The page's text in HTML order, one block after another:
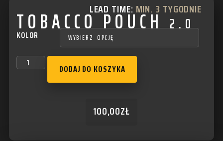
MIN. 3 TYGODNIE
LEAD TIME:
TOBACCO POUCH2.0
100,00ZŁ
KOLOR
DODAJ DO KOSZYKA